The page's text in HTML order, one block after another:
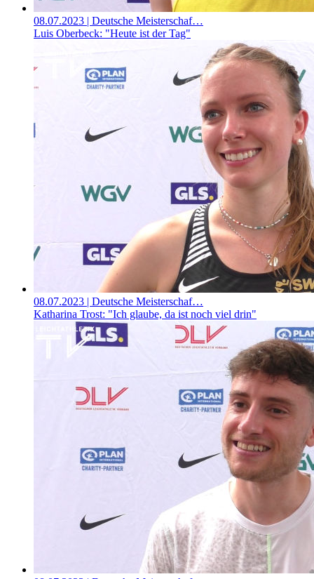
08.07.2023 | Deutsche Meisterschaf…
Luis Oberbeck: "Heute ist der Tag"
08.07.2023 | Deutsche Meisterschaf…
Katharina Trost: "Ich glaube, da ist noch viel drin"